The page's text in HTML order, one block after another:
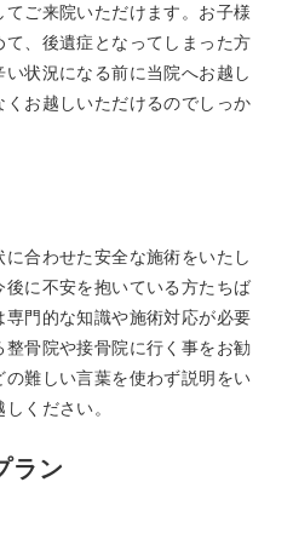
ご来院いただけます。お子様
、後遺症となってしまった方
状況になる前に当院へお越し
お越しいただけるのでしっか
合わせた安全な施術をいたし
に不安を抱いている方たちば
門的な知識や施術対応が必要
骨院や接骨院に行く事をお勧
難しい言葉を使わず説明をい
ください。
ラン